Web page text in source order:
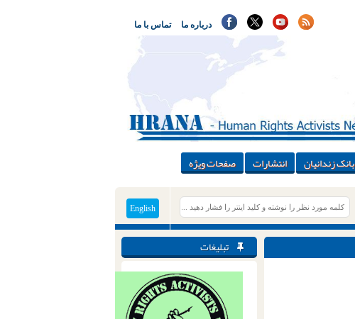
تماس با ما درباره ما
بانک زندانیان انتشارات صفحات ویژه
English
تبلیغات